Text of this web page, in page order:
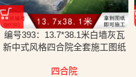
编号393：13.7*38.1米白墙灰瓦
新中式风格四合院全套施工图纸
四合院